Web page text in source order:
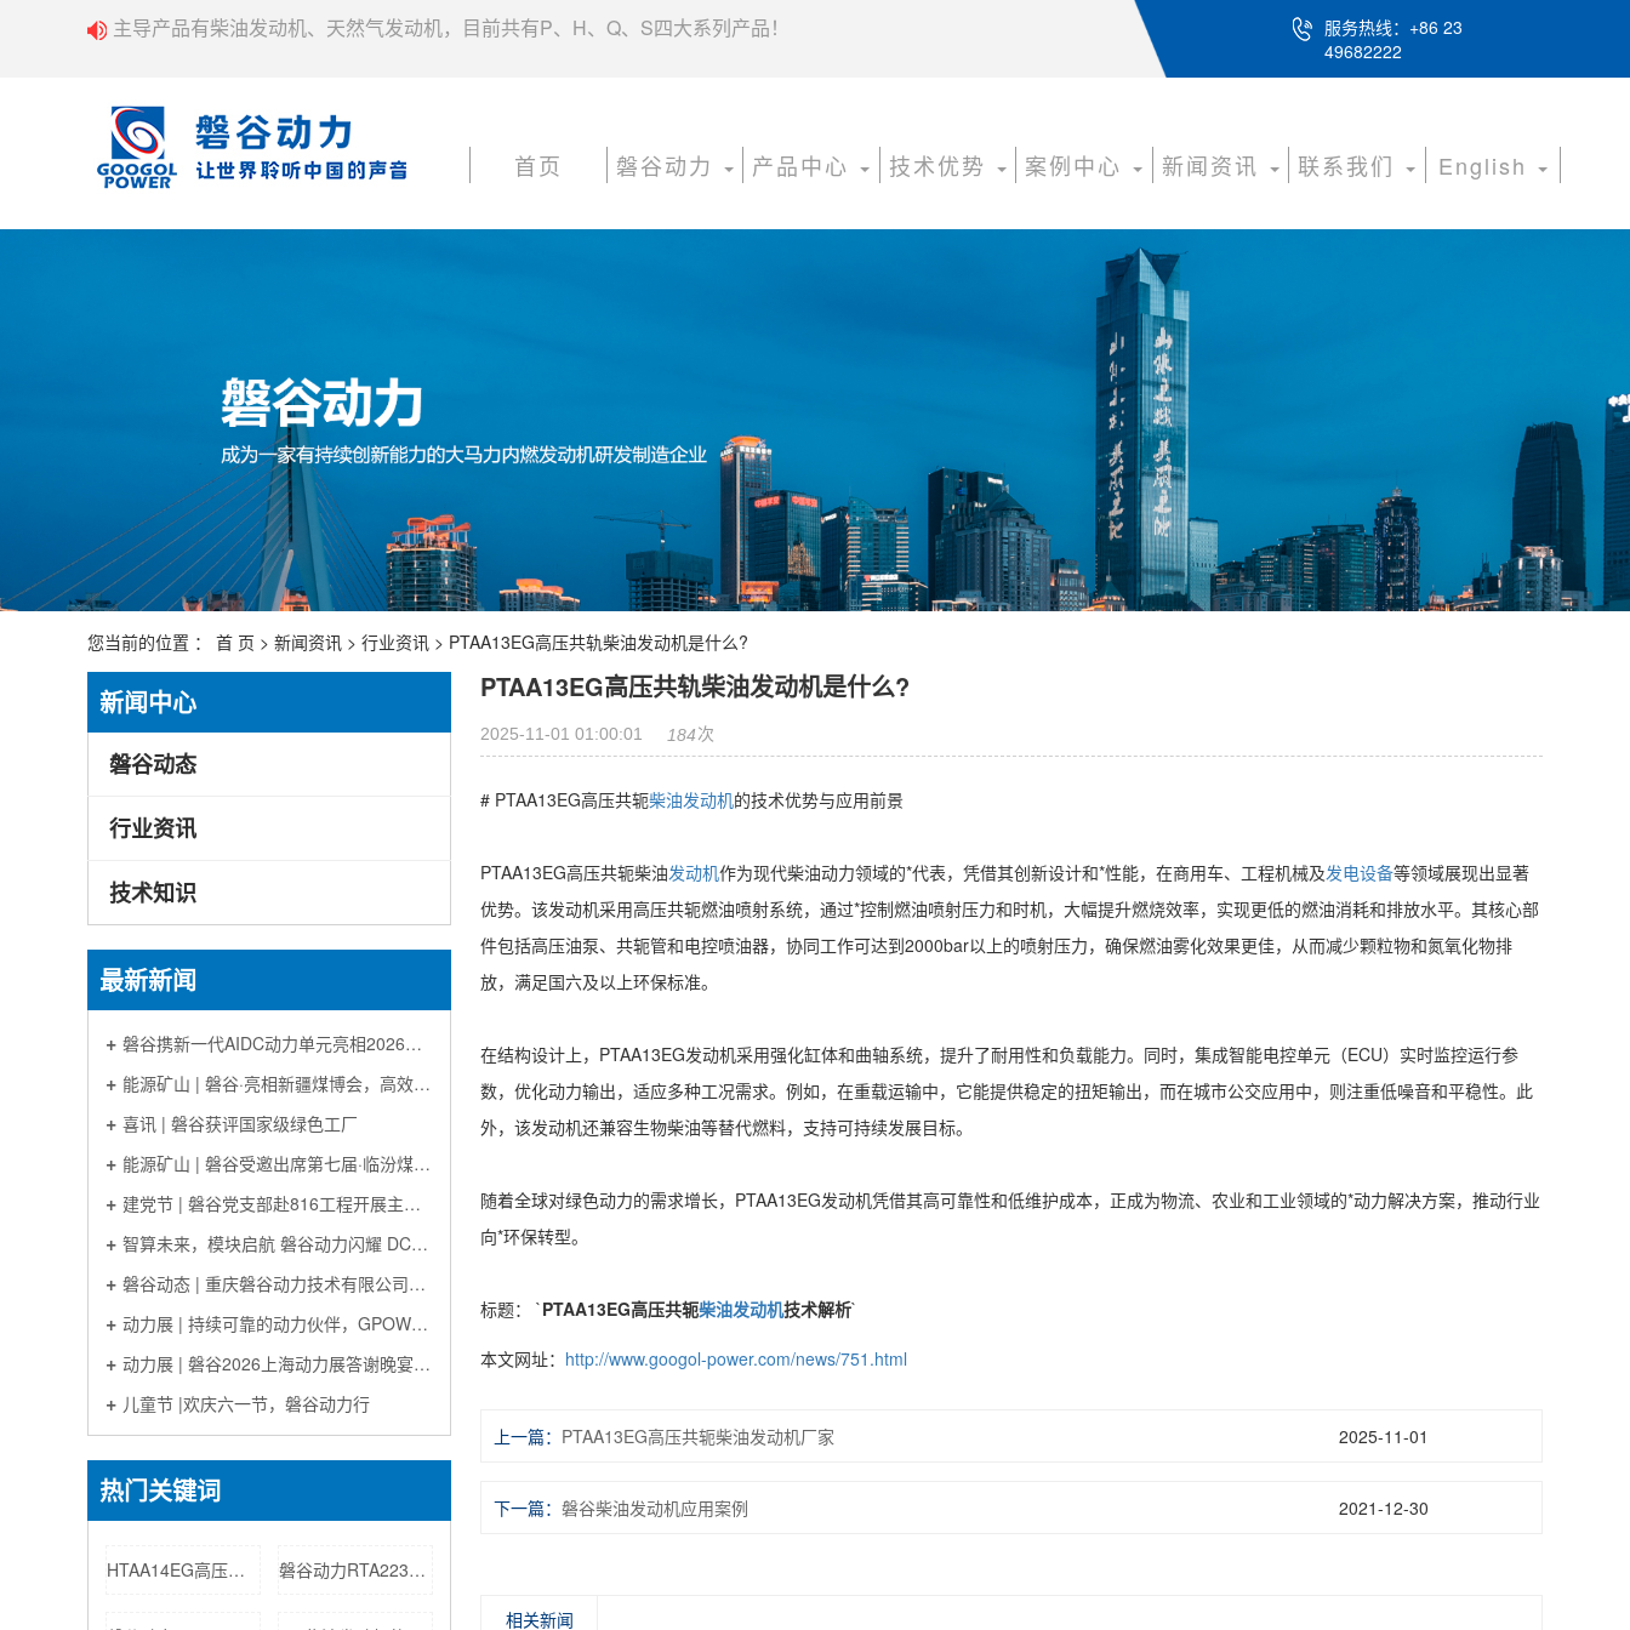
主导产品有柴油发动机、天然气发动机，目前共有P、H、Q、S四大系列产品！
服务热线：+86 23
49682222
首页 磐谷动力 产品中心 技术优势 案例中心 新闻资讯 联系我们 English
您当前的位置 ： 首 页 > 新闻资讯 > 行业资讯 > PTAA13EG高压共轨柴油发动机是什么?
新闻中心
磐谷动态
行业资讯
技术知识
最新新闻
磐谷携新一代AIDC动力单元亮相2026华为数据中心能源咨询与生态论坛
能源矿山 | 磐谷·亮相新疆煤博会，高效方案助力矿山可靠电力
喜讯 | 磐谷获评国家级绿色工厂
能源矿山 | 磐谷受邀出席第七届·临汾煤炭行业智能化绿色建设论坛
建党节 | 磐谷党支部赴816工程开展主题党日活动
智算未来，模块启航 磐谷动力闪耀 DCD Connect | APAC 2026赋能亚太算力基建
磐谷动态 | 重庆磐谷动力技术有限公司创始人、董事长温国生应邀做客“海大讲坛”
动力展 | 持续可靠的动力伙伴，GPOWER2027再会
动力展 | 磐谷2026上海动力展答谢晚宴成功举办
儿童节 |欢庆六一节，磐谷动力行
热门关键词
HTAA14EG高压共轨柴油发动机价格 磐谷动力RTA2230燃气发电机组生产厂家
PTAA13EG高压共轨柴油发动机是什么?
2025-11-01 01:00:01 184次
# PTAA13EG高压共轭柴油发动机的技术优势与应用前景
PTAA13EG高压共轭柴油发动机作为现代柴油动力领域的*代表，凭借其创新设计和*性能，在商用车、工程机械及发电设备等领域展现出显著
优势。该发动机采用高压共轭燃油喷射系统，通过*控制燃油喷射压力和时机，大幅提升燃烧效率，实现更低的燃油消耗和排放水平。其核心部
件包括高压油泵、共轭管和电控喷油器，协同工作可达到2000bar以上的喷射压力，确保燃油雾化效果更佳，从而减少颗粒物和氮氧化物排
放，满足国六及以上环保标准。
在结构设计上，PTAA13EG发动机采用强化缸体和曲轴系统，提升了耐用性和负载能力。同时，集成智能电控单元（ECU）实时监控运行参
数，优化动力输出，适应多种工况需求。例如，在重载运输中，它能提供稳定的扭矩输出，而在城市公交应用中，则注重低噪音和平稳性。此
外，该发动机还兼容生物柴油等替代燃料，支持可持续发展目标。
随着全球对绿色动力的需求增长，PTAA13EG发动机凭借其高可靠性和低维护成本，正成为物流、农业和工业领域的*动力解决方案，推动行业
向*环保转型。
标题： `PTAA13EG高压共轭柴油发动机技术解析`
本文网址： http://www.googol-power.com/news/751.html
上一篇： PTAA13EG高压共轭柴油发动机厂家 2025-11-01
下一篇： 磐谷柴油发动机应用案例 2021-12-30
相关新闻